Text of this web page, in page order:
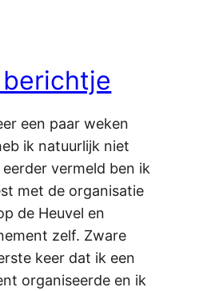
een paar weken
ik natuurlijk niet
vermeld ben ik
met de organisatie
de Heuvel en
zelf. Zware
keer dat ik een
organiseerde en ik